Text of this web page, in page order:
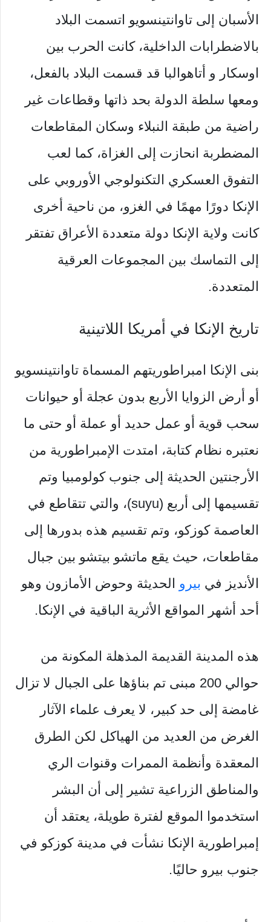
الأسبان إلى تاوانتينسويو اتسمت البلاد
بالاضطرابات الداخلية، كانت الحرب بين
اوسكار و أتاهوالبا قد قسمت البلاد بالفعل،
ومعها سلطة الدولة بحد ذاتها وقطاعات غير
راضية من طبقة النبلاء وسكان المقاطعات
المضطربة انحازت إلى الغزاة، كما لعب
التفوق العسكري التكنولوجي الأوروبي على
الإنكا دورًا مهمًا في الغزو، من ناحية أخرى
كانت ولاية الإنكا دولة متعددة الأعراق تفتقر
إلى التماسك بين المجموعات العرقية
المتعددة.
تاريخ الإنكا في أمريكا اللاتينية
بنى الإنكا امبراطوريتهم المسماة تاوانتينسويو
أو أرض الزوايا الأربع بدون عجلة أو حيوانات
سحب قوية أو عمل حديد أو عملة أو حتى ما
نعتبره نظام كتابة، امتدت الإمبراطورية من
الأرجنتين الحديثة إلى جنوب كولومبيا وتم
تقسيمها إلى أربع (suyu)، والتي تتقاطع في
العاصمة كوزكو، وتم تقسيم هذه بدورها إلى
مقاطعات، حيث يقع ماتشو بيتشو بين جبال
الأنديز في بيرو الحديثة وحوض الأمازون وهو
أحد أشهر المواقع الأثرية الباقية في الإنكا.
هذه المدينة القديمة المذهلة المكونة من
حوالي 200 مبنى تم بناؤها على الجبال لا تزال
غامضة إلى حد كبير، لا يعرف علماء الآثار
الغرض من العديد من الهياكل لكن الطرق
المعقدة وأنظمة الممرات وقنوات الري
والمناطق الزراعية تشير إلى أن البشر
استخدموا الموقع لفترة طويلة، يعتقد أن
إمبراطورية الإنكا نشأت في مدينة كوزكو في
جنوب بيرو حاليًا.